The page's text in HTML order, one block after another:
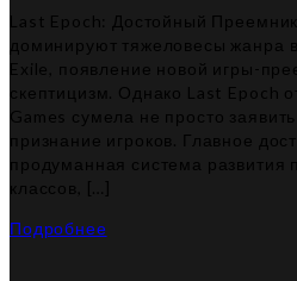
Last Epoch: Достойный
доминируют тяжеловесы жанра
Exile, появление новой игры-
скептицизм. Однако Last Epoch
Games сумела не просто
признание игроков. Главное
продуманная система развития
классов, […]
Подробнее